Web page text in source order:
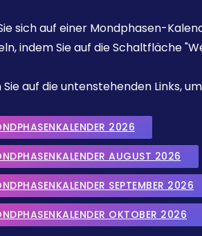
sich auf einer Mondphasen-
indem Sie auf die Schaltfläche
Sie auf die untenstehenden Links,
2026
AUGUST 2026
SEPTEMBER 2026
OKTOBER 2026